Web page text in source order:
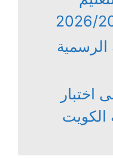
الرسمية
اختبار
الكويت